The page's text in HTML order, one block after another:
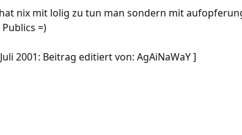
nix mit lolig zu tun man sondern mit
=)
2001: Beitrag editiert von: AgAiNaWaY ]